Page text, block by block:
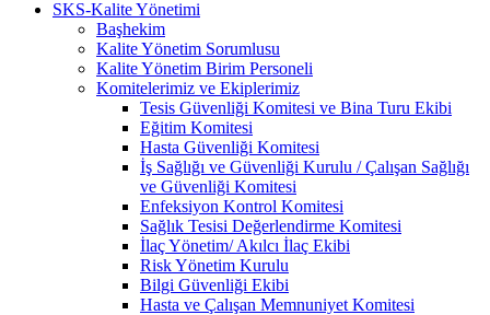
SKS-Kalite Yönetimi
Başhekim
Kalite Yönetim Sorumlusu
Kalite Yönetim Birim Personeli
Komitelerimiz ve Ekiplerimiz
Tesis Güvenliği Komitesi ve Bina Turu Ekibi
Eğitim Komitesi
Hasta Güvenliği Komitesi
İş Sağlığı ve Güvenliği Kurulu / Çalışan Sağlığı
ve Güvenliği Komitesi
Enfeksiyon Kontrol Komitesi
Sağlık Tesisi Değerlendirme Komitesi
İlaç Yönetim/ Akılcı İlaç Ekibi
Risk Yönetim Kurulu
Bilgi Güvenliği Ekibi
Hasta ve Çalışan Memnuniyet Komitesi